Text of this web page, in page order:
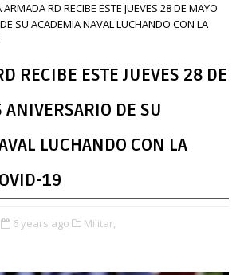
ARMADA RD RECIBE ESTE JUEVES 28 DE MAYO
SU ACADEMIA NAVAL LUCHANDO CON LA
RECIBE ESTE JUEVES 28 DE
DE SU
LUCHANDO CON LA
19
6 years ago Militar,